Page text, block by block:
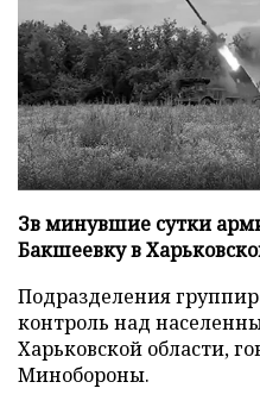
Зв минувшие сутки
Бакшеевку в
Подразделения
контроль над
Харьковской области,
Минобороны.